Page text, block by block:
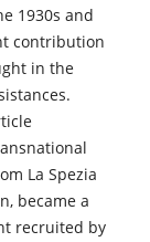
1930s and
contribution
in the
La Spezia
became a
recruited by